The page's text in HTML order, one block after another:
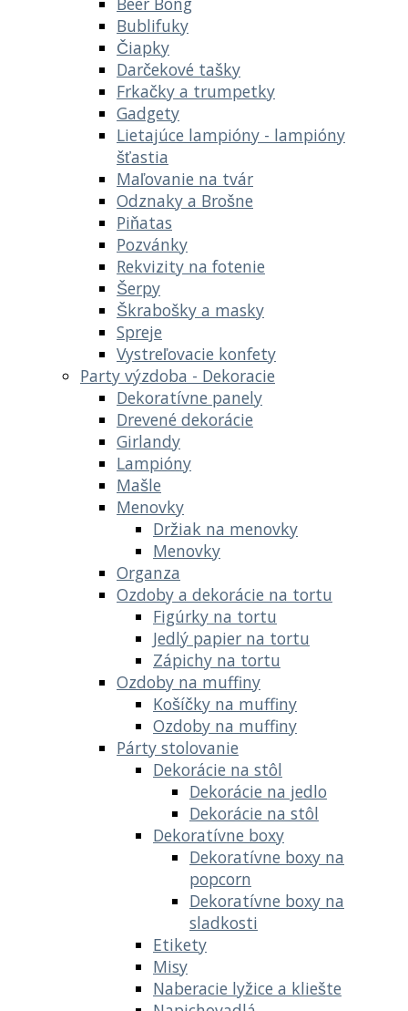
Bublifuky
Čiapky
Darčekové tašky
Frkačky a trumpetky
Gadgety
Lietajúce lampióny - lampióny
šťastia
Maľovanie na tvár
Odznaky a Brošne
Piňatas
Pozvánky
Rekvizity na fotenie
Šerpy
Škrabošky a masky
Spreje
Vystreľovacie konfety
Party výzdoba - Dekoracie
Dekoratívne panely
Drevené dekorácie
Girlandy
Lampióny
Mašle
Menovky
Držiak na menovky
Menovky
Organza
Ozdoby a dekorácie na tortu
Figúrky na tortu
Jedlý papier na tortu
Zápichy na tortu
Ozdoby na muffiny
Košíčky na muffiny
Ozdoby na muffiny
Párty stolovanie
Dekorácie na stôl
Dekorácie na jedlo
Dekorácie na stôl
Dekoratívne boxy
Dekoratívne boxy na
popcorn
Dekoratívne boxy na
sladkosti
Etikety
Misy
Naberacie lyžice a kliešte